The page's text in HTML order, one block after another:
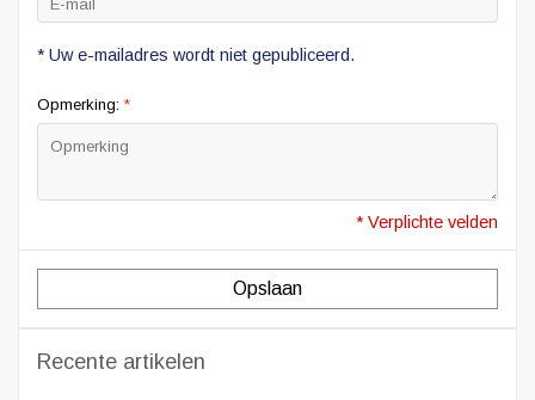
* Uw e-mailadres wordt niet gepubliceerd.
Opmerking: *
* Verplichte velden
Opslaan
Recente artikelen